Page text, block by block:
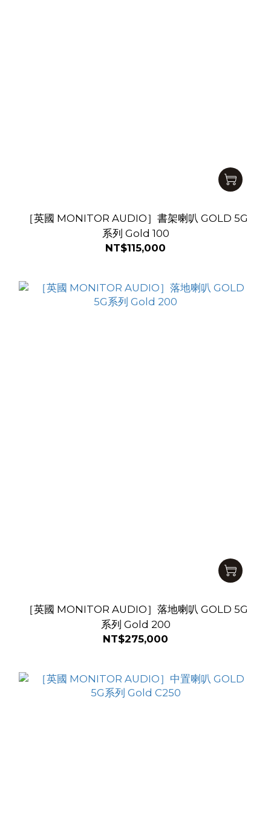
［英國 MONITOR AUDIO］書架喇叭 GOLD 5G
系列 Gold 100
NT$115,000
［英國 MONITOR AUDIO］落地喇叭 GOLD 5G
系列 Gold 200
NT$275,000